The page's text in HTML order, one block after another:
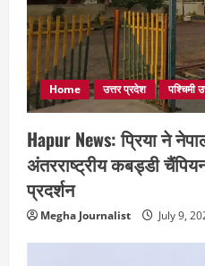
Home उत्तर प्रदेश पश्चिमी
Hapur News: प्रिया ने
अंतरराष्ट्रीय कबड्डी
प्रदर्शन
Megha Journalist July 9,